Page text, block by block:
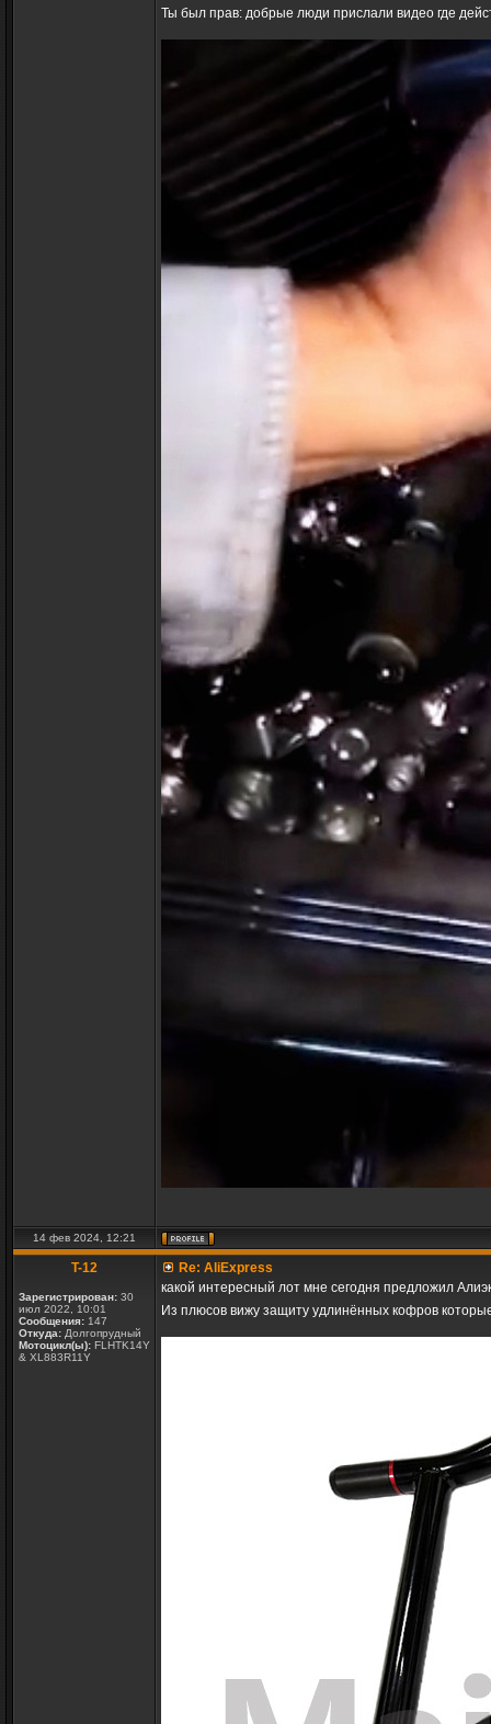
Ты был прав: добрые люди прислали видео где
14 фев 2024, 12:21
T-12
Зарегистрирован: 30
июл 2022, 10:01
Сообщения: 147
Откуда: Долгопрудный
Мотоцикл(ы): FLHTK14Y
& XL883R11Y
Re: AliExpress
какой интересный лот мне сегодня предложил
Из плюсов вижу защиту удлинённых кофров